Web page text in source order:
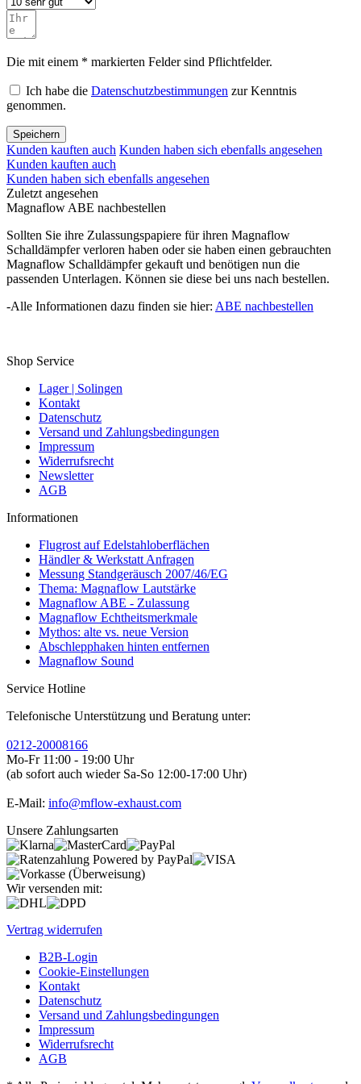
Die mit einem * markierten Felder sind Pflichtfelder.
Ich habe die Datenschutzbestimmungen zur Kenntnis
genommen.
Speichern
Kunden kauften auch Kunden haben sich ebenfalls angesehen
Kunden kauften auch
Kunden haben sich ebenfalls angesehen
Zuletzt angesehen
Magnaflow ABE nachbestellen
Sollten Sie ihre Zulassungspapiere für ihren Magnaflow
Schalldämpfer verloren haben oder sie haben einen gebrauchten
Magnaflow Schalldämpfer gekauft und benötigen nun die
passenden Unterlagen. Können sie diese bei uns nach bestellen.
-Alle Informationen dazu finden sie hier: ABE nachbestellen
Shop Service
Lager | Solingen
Kontakt
Datenschutz
Versand und Zahlungsbedingungen
Impressum
Widerrufsrecht
Newsletter
AGB
Informationen
Flugrost auf Edelstahloberflächen
Händler & Werkstatt Anfragen
Messung Standgeräusch 2007/46/EG
Thema: Magnaflow Lautstärke
Magnaflow ABE - Zulassung
Magnaflow Echtheitsmerkmale
Mythos: alte vs. neue Version
Abschlepphaken hinten entfernen
Magnaflow Sound
Service Hotline
Telefonische Unterstützung und Beratung unter:
0212-20008166
Mo-Fr 11:00 - 19:00 Uhr
(ab sofort auch wieder Sa-So 12:00-17:00 Uhr)
E-Mail: info@mflow-exhaust.com
Unsere Zahlungsarten
Wir versenden mit:
Vertrag widerrufen
B2B-Login
Cookie-Einstellungen
Kontakt
Datenschutz
Versand und Zahlungsbedingungen
Impressum
Widerrufsrecht
AGB